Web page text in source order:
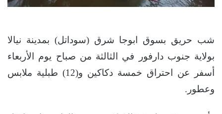
شب حريق بسوق ابوجا شرق (سوداتل) بمدينة نيالا
بولاية جنوب دارفور في الثالثة من صباح يوم الأربعاء
أسفر عن احتراق خمسة دكاكين و(12) طبلية ملابس
وعطور.